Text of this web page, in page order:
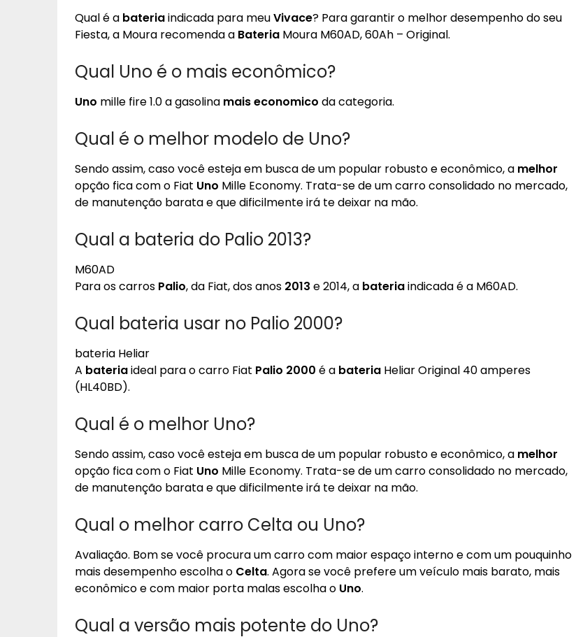
Qual é a bateriaindicada para meuVivace? Para garantir o melhor desempenho do seu
Fiesta, a Moura recomenda a Bateria Moura M60AD, 60Ah – Original.
Qual Uno é o mais econômico?
Uno mille fire 1.0 a gasolina mais economico da categoria.
Qual é o melhor modelo de Uno?
Sendo assim, caso você esteja em busca de um popular robusto e econômico, a melhor
opção fica com o Fiat Uno Mille Economy. Trata-se de um carro consolidado no mercado,
de manutenção barata e que dificilmente irá te deixar na mão.
Qual a bateria do Palio 2013?
M60AD
Para os carros Palio, da Fiat, dos anos 2013 e 2014, a bateriaindicada é a M60AD.
Qual bateria usar no Palio 2000?
bateria Heliar
A bateriaideal para o carro Fiat Palio 2000 é a bateria Heliar Original 40 amperes
(HL40BD).
Qual é o melhor Uno?
Sendo assim, caso você esteja em busca de um popular robusto e econômico, a melhor
opção fica com o Fiat Uno Mille Economy. Trata-se de um carro consolidado no mercado,
de manutenção barata e que dificilmente irá te deixar na mão.
Qual o melhor carro Celta ou Uno?
Avaliação. Bom se você procura um carro com maior espaço interno e com um pouquinho
mais desempenho escolha o Celta. Agora se você prefere um veículo mais barato, mais
econômico e com maior porta malas escolha o Uno.
Qual a versão mais potente do Uno?